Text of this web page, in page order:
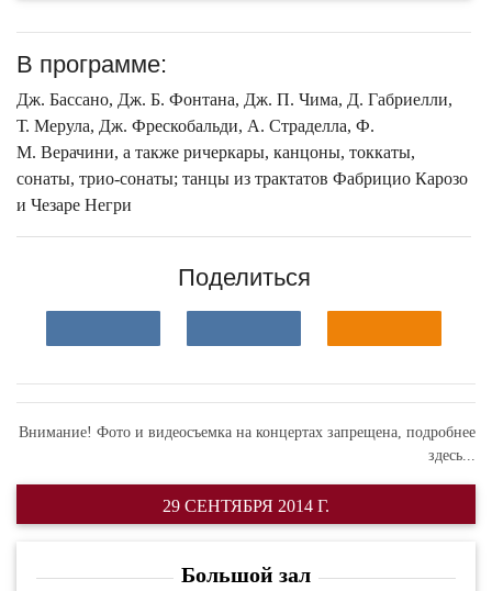
В программе:
Дж. Бассано, Дж. Б. Фонтана, Дж. П. Чима, Д. Габриелли,
Т. Мерула, Дж. Фрескобальди, А. Страделла, Ф.
М. Верачини, а также ричеркары, канцоны, токкаты,
сонаты, трио-сонаты; танцы из трактатов Фабрицио Карозо
и Чезаре Негри
Поделиться
Внимание! Фото и видеосъемка на концертах запрещена, подробнее
здесь...
29 СЕНТЯБРЯ 2014 Г.
Большой зал